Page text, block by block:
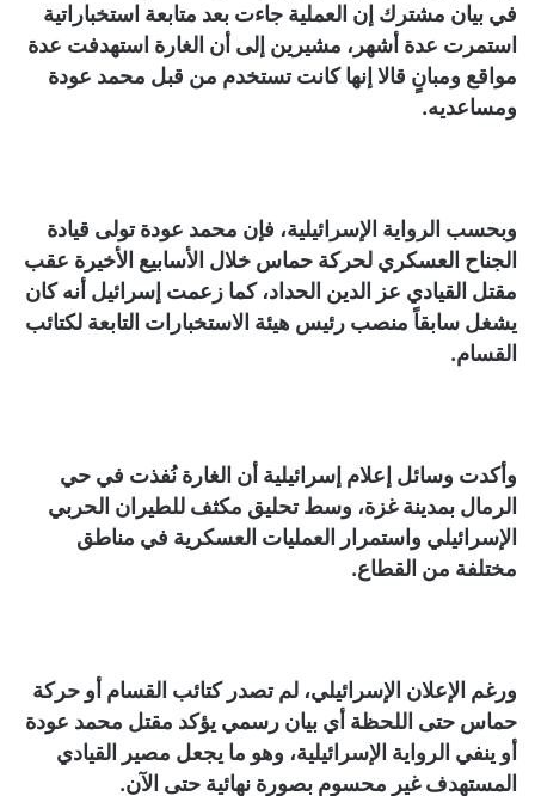
في بيان مشترك إن العملية جاءت بعد متابعة استخباراتية
استمرت عدة أشهر، مشيرين إلى أن الغارة استهدفت عدة
مواقع ومبانٍ قالا إنها كانت تستخدم من قبل محمد عودة
ومساعديه.
وبحسب الرواية الإسرائيلية، فإن محمد عودة تولى قيادة
الجناح العسكري لحركة حماس خلال الأسابيع الأخيرة عقب
مقتل القيادي عز الدين الحداد، كما زعمت إسرائيل أنه كان
يشغل سابقاً منصب رئيس هيئة الاستخبارات التابعة لكتائب
القسام.
وأكدت وسائل إعلام إسرائيلية أن الغارة نُفذت في حي
الرمال بمدينة غزة، وسط تحليق مكثف للطيران الحربي
الإسرائيلي واستمرار العمليات العسكرية في مناطق
مختلفة من القطاع.
ورغم الإعلان الإسرائيلي، لم تصدر كتائب القسام أو حركة
حماس حتى اللحظة أي بيان رسمي يؤكد مقتل محمد عودة
أو ينفي الرواية الإسرائيلية، وهو ما يجعل مصير القيادي
المستهدف غير محسوم بصورة نهائية حتى الآن.